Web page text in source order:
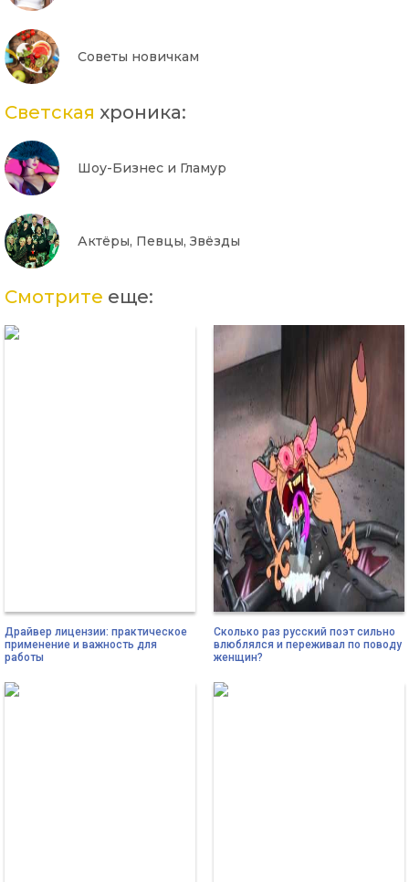
Советы новичкам
Светская хроника:
Шоу-Бизнес и Гламур
Актёры, Певцы, Звёзды
Смотрите еще:
Драйвер лицензии: практическое
применение и важность для
работы
Сколько раз русский поэт сильно
влюблялся и переживал по поводу
женщин?